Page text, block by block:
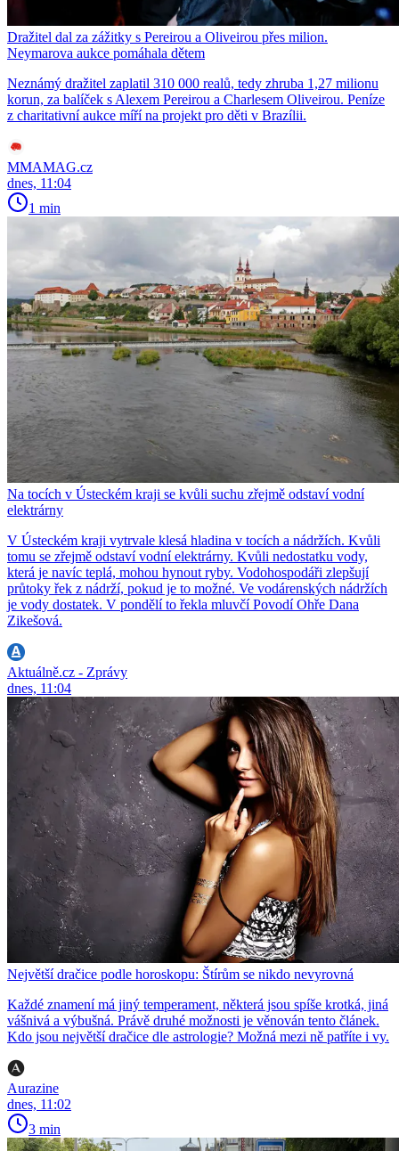
Dražitel dal za zážitky s Pereirou a Oliveirou přes milion.
Neymarova aukce pomáhala dětem
Neznámý dražitel zaplatil 310 000 realů, tedy zhruba 1,27 milionu
korun, za balíček s Alexem Pereirou a Charlesem Oliveirou. Peníze
z charitativní aukce míří na projekt pro děti v Brazílii.
MMAMAG.cz
dnes, 11:04
1 min
Na tocích v Ústeckém kraji se kvůli suchu zřejmě odstaví vodní
elektrárny
V Ústeckém kraji vytrvale klesá hladina v tocích a nádržích. Kvůli
tomu se zřejmě odstaví vodní elektrárny. Kvůli nedostatku vody,
která je navíc teplá, mohou hynout ryby. Vodohospodáři zlepšují
průtoky řek z nádrží, pokud je to možné. Ve vodárenských nádržích
je vody dostatek. V pondělí to řekla mluvčí Povodí Ohře Dana
Zikešová.
Aktuálně.cz - Zprávy
dnes, 11:04
Největší dračice podle horoskopu: Štírům se nikdo nevyrovná
Každé znamení má jiný temperament, některá jsou spíše krotká, jiná
vášnivá a výbušná. Právě druhé možnosti je věnován tento článek.
Kdo jsou největší dračice dle astrologie? Možná mezi ně patříte i vy.
Aurazine
dnes, 11:02
3 min